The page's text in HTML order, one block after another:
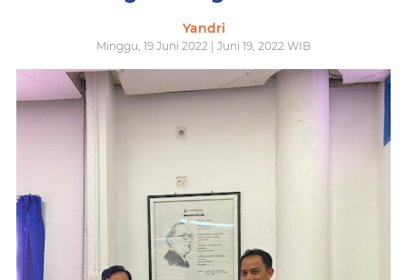
Yandri
Minggu, 19 Juni 2022 | Juni 19, 2022 WIB